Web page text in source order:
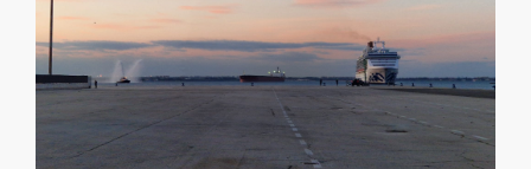
comunità locale, il servizio impeccabile garantito dal
terminal e la varietà di esperienze offerte dalla
destinazione hanno avuto un ruolo fondamentale […]